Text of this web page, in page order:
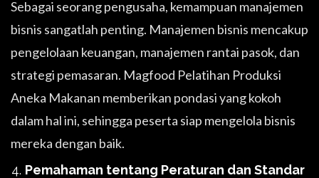
Sebagai seorang pengusaha, kemampuan manajemen
bisnis sangatlah penting. Manajemen bisnis mencakup
pengelolaan keuangan, manajemen rantai pasok, dan
strategi pemasaran. Magfood Pelatihan Produksi
Aneka Makanan memberikan pondasi yang kokoh
dalam hal ini, sehingga peserta siap mengelola bisnis
mereka dengan baik.
Pemahaman tentang Peraturan dan Standar